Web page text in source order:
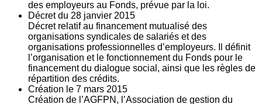
des employeurs au Fonds, prévue par la loi.
Décret du 28 janvier 2015
Décret relatif au financement mutualisé des
organisations syndicales de salariés et des
organisations professionnelles d’employeurs. Il définit
l’organisation et le fonctionnement du Fonds pour le
financement du dialogue social, ainsi que les règles de
répartition des crédits.
Création le 7 mars 2015
Création de l’AGFPN, l’Association de gestion du